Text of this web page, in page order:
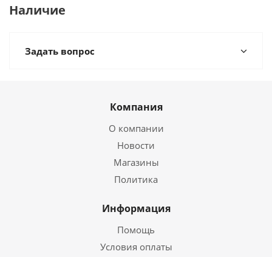
Наличие
Задать вопрос
Компания
О компании
Новости
Магазины
Политика
Информация
Помощь
Условия оплаты